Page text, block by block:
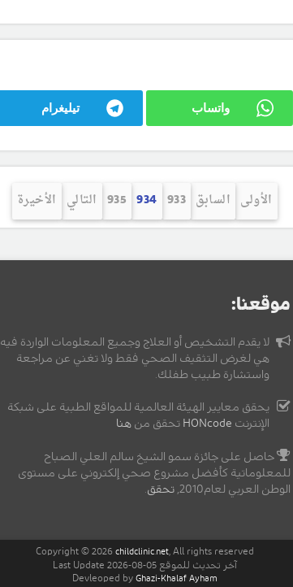
واتساب تيليغرام
الأولى السابق 933
934
935 التالي الأخيرة
موقعنا:
لا يقدم التشخيص أو العلاج وجميع المعلومات الواردة فيه
هي لغرض التثقيف الصحي فقط ولا تغني عن مراجعة
واستشارة طبيب طفلك.
يحقق معايير الهيئة العالمية للمواقع الطبية على شبكة
الإنترنت HONcode تحقق من هنا
حاصل على جائزة سمو الشيخ سالم العلي الصباح
للمعلوماتية كأفضل مشروع صحي إلكتروني على مستوى
الوطن العربي لعام2010,
تحقق.
Copyright © 2026 childclinic.net, All rights reserved
آخر تحديث للموقع 05-08-2026 Last Update
Devleoped by Ghazi-Khalaf Ayham